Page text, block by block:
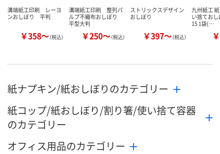
溝端紙工印刷 レーヨ
ンおしぼり 平判
￥358～（税込）
溝端紙工印刷 整列パ
ルプ不織布おしぼり
平型大判
￥250～（税込）
ストリックスデザイン
おしぼり
￥397～（税込）
九州紙工
い捨てお
15 1袋(…
紙ナプキン/紙おしぼりのカテゴリー
紙コップ/紙おしぼり/割り箸/使い捨て容器
のカテゴリー
オフィス用品のカテゴリー